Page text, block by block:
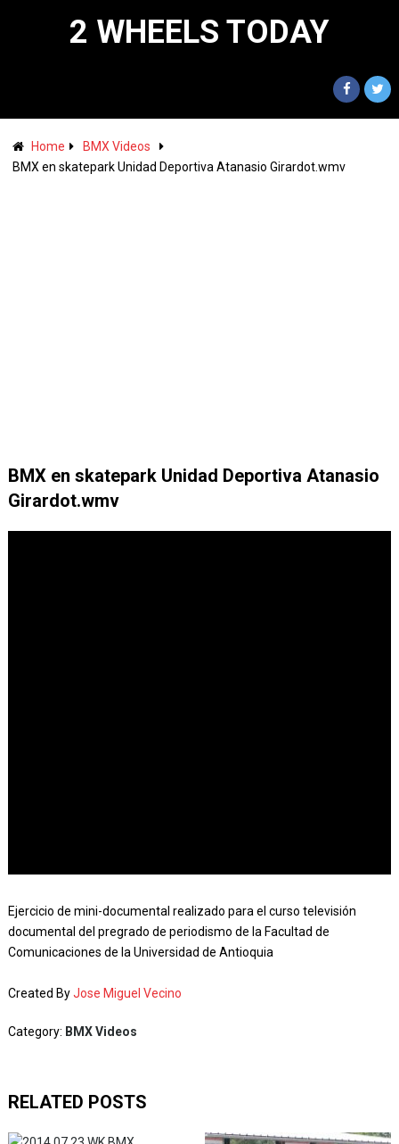
2 WHEELS TODAY
Home
BMX Videos
BMX en skatepark Unidad Deportiva Atanasio Girardot.wmv
BMX en skatepark Unidad Deportiva Atanasio
Girardot.wmv
Ejercicio de mini-documental realizado para el curso televisión
documental del pregrado de periodismo de la Facultad de
Comunicaciones de la Universidad de Antioquia
Created ByJose Miguel Vecino
Category: BMX Videos
RELATED POSTS